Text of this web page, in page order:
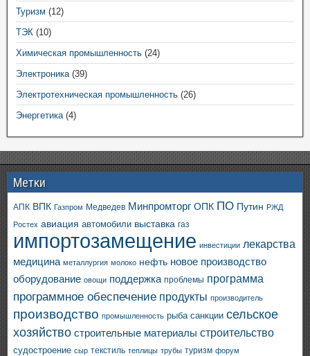
Туризм (12)
ТЭК (10)
Химическая промышленность (24)
Электроника(39)
Электротехническая промышленность (26)
Энергетика(4)
Метки
АПК ВПК Газпром Медведев Минпромторг ОПК ПО Путин РЖД
Ростех авиация автомобили выставка газ
импортозамещение инвестиции лекарства
медицина металлургия молоко нефть новое производство
оборудование овощи поддержка проблемы программа
программное обеспечение продукты производитель
производство промышленность рыба санкции сельское
хозяйство строительные материалы строительство
судостроение сыр текстиль теплицы трубы туризм форум